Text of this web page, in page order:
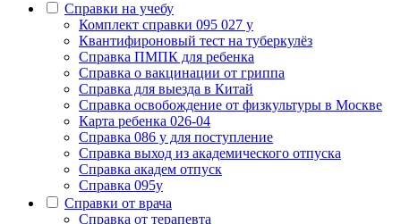
Справки на учебу
Комплект справки 095 027 у
Квантифироновый тест на туберкулёз
Справка ПМПК для ребенка
Справка о вакцинации от гриппа
Справка для выезда в Китай
Справка освобождение от физкультуры в Москве
Карта ребенка 026-04
Справка 086 у для поступление
Справка выход из академического отпуска
Справка академ отпуск
Справка 095у
Справки от врача
Справка от терапевта